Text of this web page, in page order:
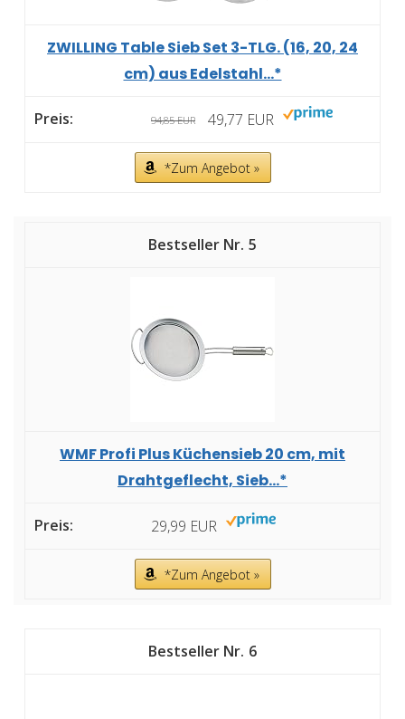
ZWILLING Table Sieb Set 3-TLG. (16, 20, 24
cm) aus Edelstahl...*
94,85 EUR 49,77 EUR
*Zum Angebot »
5
WMF Profi Plus Küchensieb 20 cm, mit
Drahtgeflecht, Sieb...*
29,99 EUR
*Zum Angebot »
6